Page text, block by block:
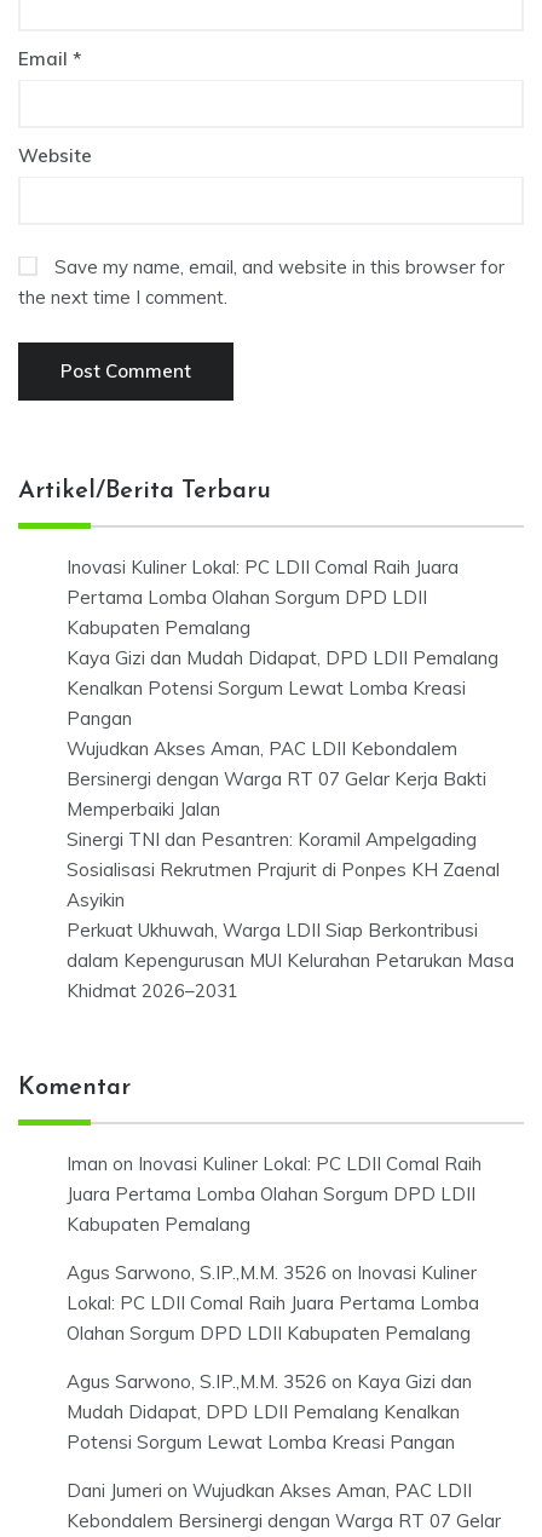
Email *
Website
Save my name, email, and website in this browser for
the next time I comment.
Artikel/Berita Terbaru
Inovasi Kuliner Lokal: PC LDII Comal Raih Juara
Pertama Lomba Olahan Sorgum DPD LDII
Kabupaten Pemalang
Kaya Gizi dan Mudah Didapat, DPD LDII Pemalang
Kenalkan Potensi Sorgum Lewat Lomba Kreasi
Pangan
Wujudkan Akses Aman, PAC LDII Kebondalem
Bersinergi dengan Warga RT 07 Gelar Kerja Bakti
Memperbaiki Jalan
Sinergi TNI dan Pesantren: Koramil Ampelgading
Sosialisasi Rekrutmen Prajurit di Ponpes KH Zaenal
Asyikin
Perkuat Ukhuwah, Warga LDII Siap Berkontribusi
dalam Kepengurusan MUI Kelurahan Petarukan Masa
Khidmat 2026–2031
Komentar
Iman on Inovasi Kuliner Lokal: PC LDII Comal Raih
Juara Pertama Lomba Olahan Sorgum DPD LDII
Kabupaten Pemalang
Agus Sarwono, S.IP.,M.M. 3526 on Inovasi Kuliner
Lokal: PC LDII Comal Raih Juara Pertama Lomba
Olahan Sorgum DPD LDII Kabupaten Pemalang
Agus Sarwono, S.IP.,M.M. 3526 on Kaya Gizi dan
Mudah Didapat, DPD LDII Pemalang Kenalkan
Potensi Sorgum Lewat Lomba Kreasi Pangan
Dani Jumeri on Wujudkan Akses Aman, PAC LDII
Kebondalem Bersinergi dengan Warga RT 07 Gelar